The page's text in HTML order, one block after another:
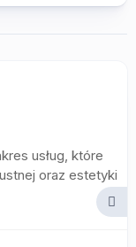
usług, które
oraz estetyki